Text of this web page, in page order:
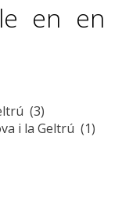
en en
(3)
i la Geltrú (1)